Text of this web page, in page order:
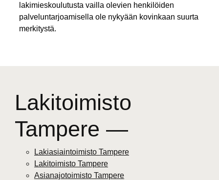
lakimieskoulutusta vailla olevien henkilöiden
palveluntarjoamisella ole nykyään kovinkaan suurta
merkitystä.
Lakitoimisto
Tampere —
Lakiasiaintoimisto Tampere
Lakitoimisto Tampere
Asianajotoimisto Tampere